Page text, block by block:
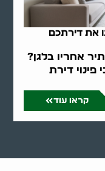
את דירתכם
אחריו בלגן?
דירת
קראו עוד